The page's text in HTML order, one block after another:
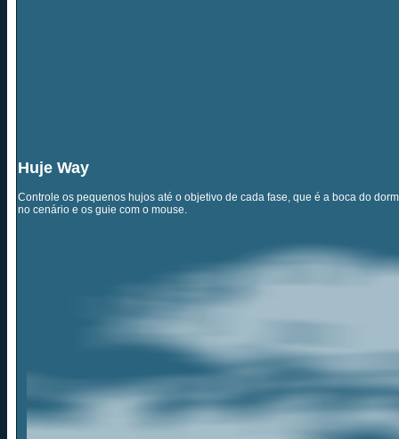
Huje Way
Controle os pequenos hujos até o objetivo de cada fase, que é a boca do
no cenário e os guie com o mouse.